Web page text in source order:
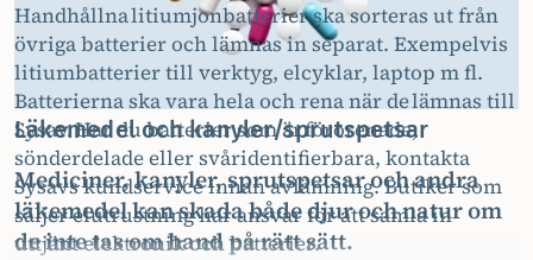
Handhållna litiumjonbatterier ska sorteras ut från
övriga batterier och lämnas in separat. Exempelvis
litiumbatterier till verktyg, elcyklar, laptop m fl.
Batterierna ska vara hela och rena när de lämnas till
Sysav. Har du batterier som är förorenade,
sönderdelade eller svåridentifierbara, kontakta
Sysavs kundservice innan avlämning.Butiker som
säljer elutrustning har ansvar för att samla in
uttjänt elektronik och batterier.
Läkemedel och kanyler/sprutspetsar
Mediciner, kanyler, sprutspetsar och andra
läkemedel kan skada både djur och natur om
de inte tas om hand på rätt sätt.